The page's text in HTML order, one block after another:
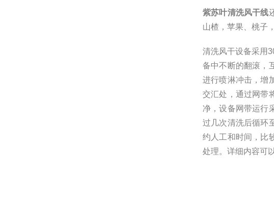
紫苏叶清洗风干线
山楂，苹果、桃子
清洗风干设备采用
备中不断的翻滚，
进行喷淋冲击，增
交汇处，通过网带
净，设备网带运行
过几次清洗后循环
约人工和时间，比
处理。详细内容可